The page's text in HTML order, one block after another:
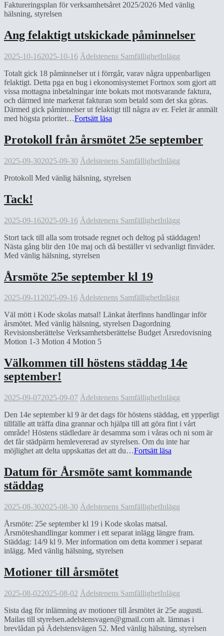
Faktureringsplan för verksamhetsåret 2025/2026 Med vänlig
hälsning, styrelsen
Ang felaktigt utskickade påminnelser
2025-10-162025-10-16 Ädelstenens SamfällighetInlägg
Totalt gick 18 påminnelser ut i förrgår, varav några uppenbarligen
felaktigt. Detta pga en bug i ekonomisystemet Fortnox som gjort att
vissa mottagna inbetalningar inte bokats mot motsvarande faktura,
och därmed inte markerat fakturan som betald som det ska göras.
Därmed gick påminnelser ut felaktigt till några av er. Felet är anmält
med högsta prioritet…Fortsätt läsa
utskickade
påminnelser
Protokoll från årsmötet 25e september
2025-09-302025-09-30 Ädelstenens SamfällighetInlägg
Protokoll Med vänlig hälsning, styrelsen
Tack!
2025-09-162025-09-16 Ädelstenens SamfällighetInlägg
Stort tack till alla som trotsade regnet och deltog på städdagen!
Nästa gång blir den 10e maj och då beställer vi sedvanligt finväder.
Med vänlig hälsning, styrelsen
Årsmöte 25e september kl 19
2025-09-112025-09-16 Ädelstenens SamfällighetInlägg
Väl mött i Kode skolas matsal! Länkat återfinns handlingar inför
årsmötet. Med vänlig hälsning, styrelsen Dagordning
Revisionsberättelse Verksamhetsberättelse Budget Årsredovisning
Motion 1-3 Motion 4 Motion 5
Välkommen till höstens städdag 14e
september!
2025-09-072025-09-07 Ädelstenens SamfällighetInlägg
Den 14e september kl 9 är det dags för höstens städdag, ett ypperligt
tillfälle att träffa dina grannar och hjälpa till att göra fint i vårt
område! Höstens städledare är desamma som i våras och ni som är
det får städpärm hemlevererad av styrelsen. Om du inte har
möjlighet att delta uppskattas det att du…Fortsätt läsa
höstens
städdag
Datum för Årsmöte samt kommande
städdag
2025-08-302025-08-30 Ädelstenens SamfällighetInlägg
Årsmöte: 25e september kl 19 i Kode skolas matsal.
Årsmöteshandlingar kommer i ett separat inlägg längre fram.
Städdag: 14/9 kl 9. Mer information om detta kommer i separat
inlägg. Med vänlig hälsning, styrelsen
Motioner till årsmötet
2025-08-022025-08-02 Ädelstenens SamfällighetInlägg
Sista dag för inlämning av motioner till årsmötet är 25e augusti.
Mailas till styrelsen.adelstensvagen@gmail.com alt. lämnas i
brevlådan på Ädelstensvägen 52. Med vänlig hälsning, styrelsen